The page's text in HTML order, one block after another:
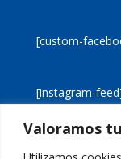
Valoramos
[custom-
[instagram-